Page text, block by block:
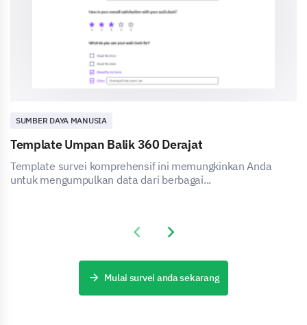
SUMBER DAYA MANUSIA
Template Umpan Balik 360 Derajat
Template survei komprehensif ini memungkinkan Anda
untuk mengumpulkan data dari berbagai...
Previous slide
Next slide
Mulai survei anda sekarang